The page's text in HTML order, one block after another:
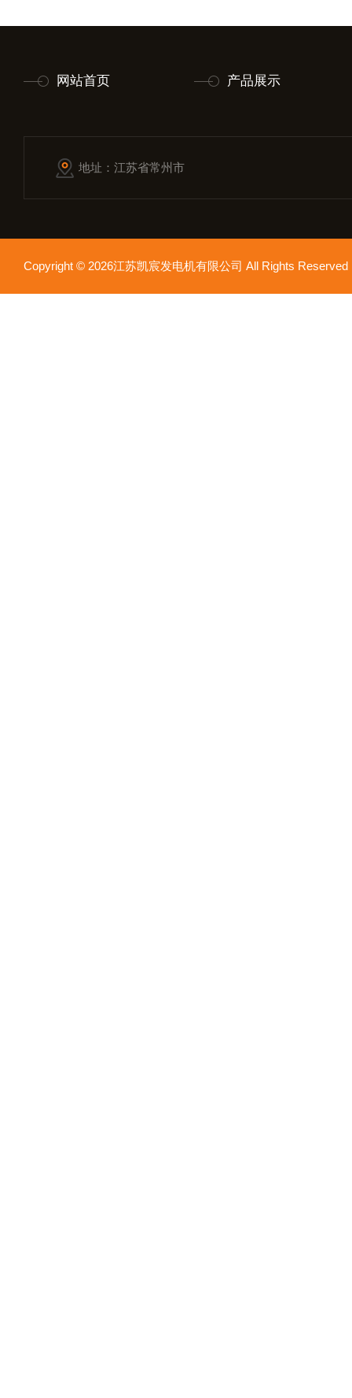
网站首页 产品展示
地址：江苏省常州市
Copyright © 2026江苏凯宸发电机有限公司 All Rights